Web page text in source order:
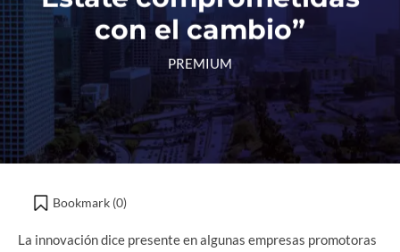
con el cambio”
PREMIUM
Bookmark (0)
La innovación dice presente en algunas empresas promotoras